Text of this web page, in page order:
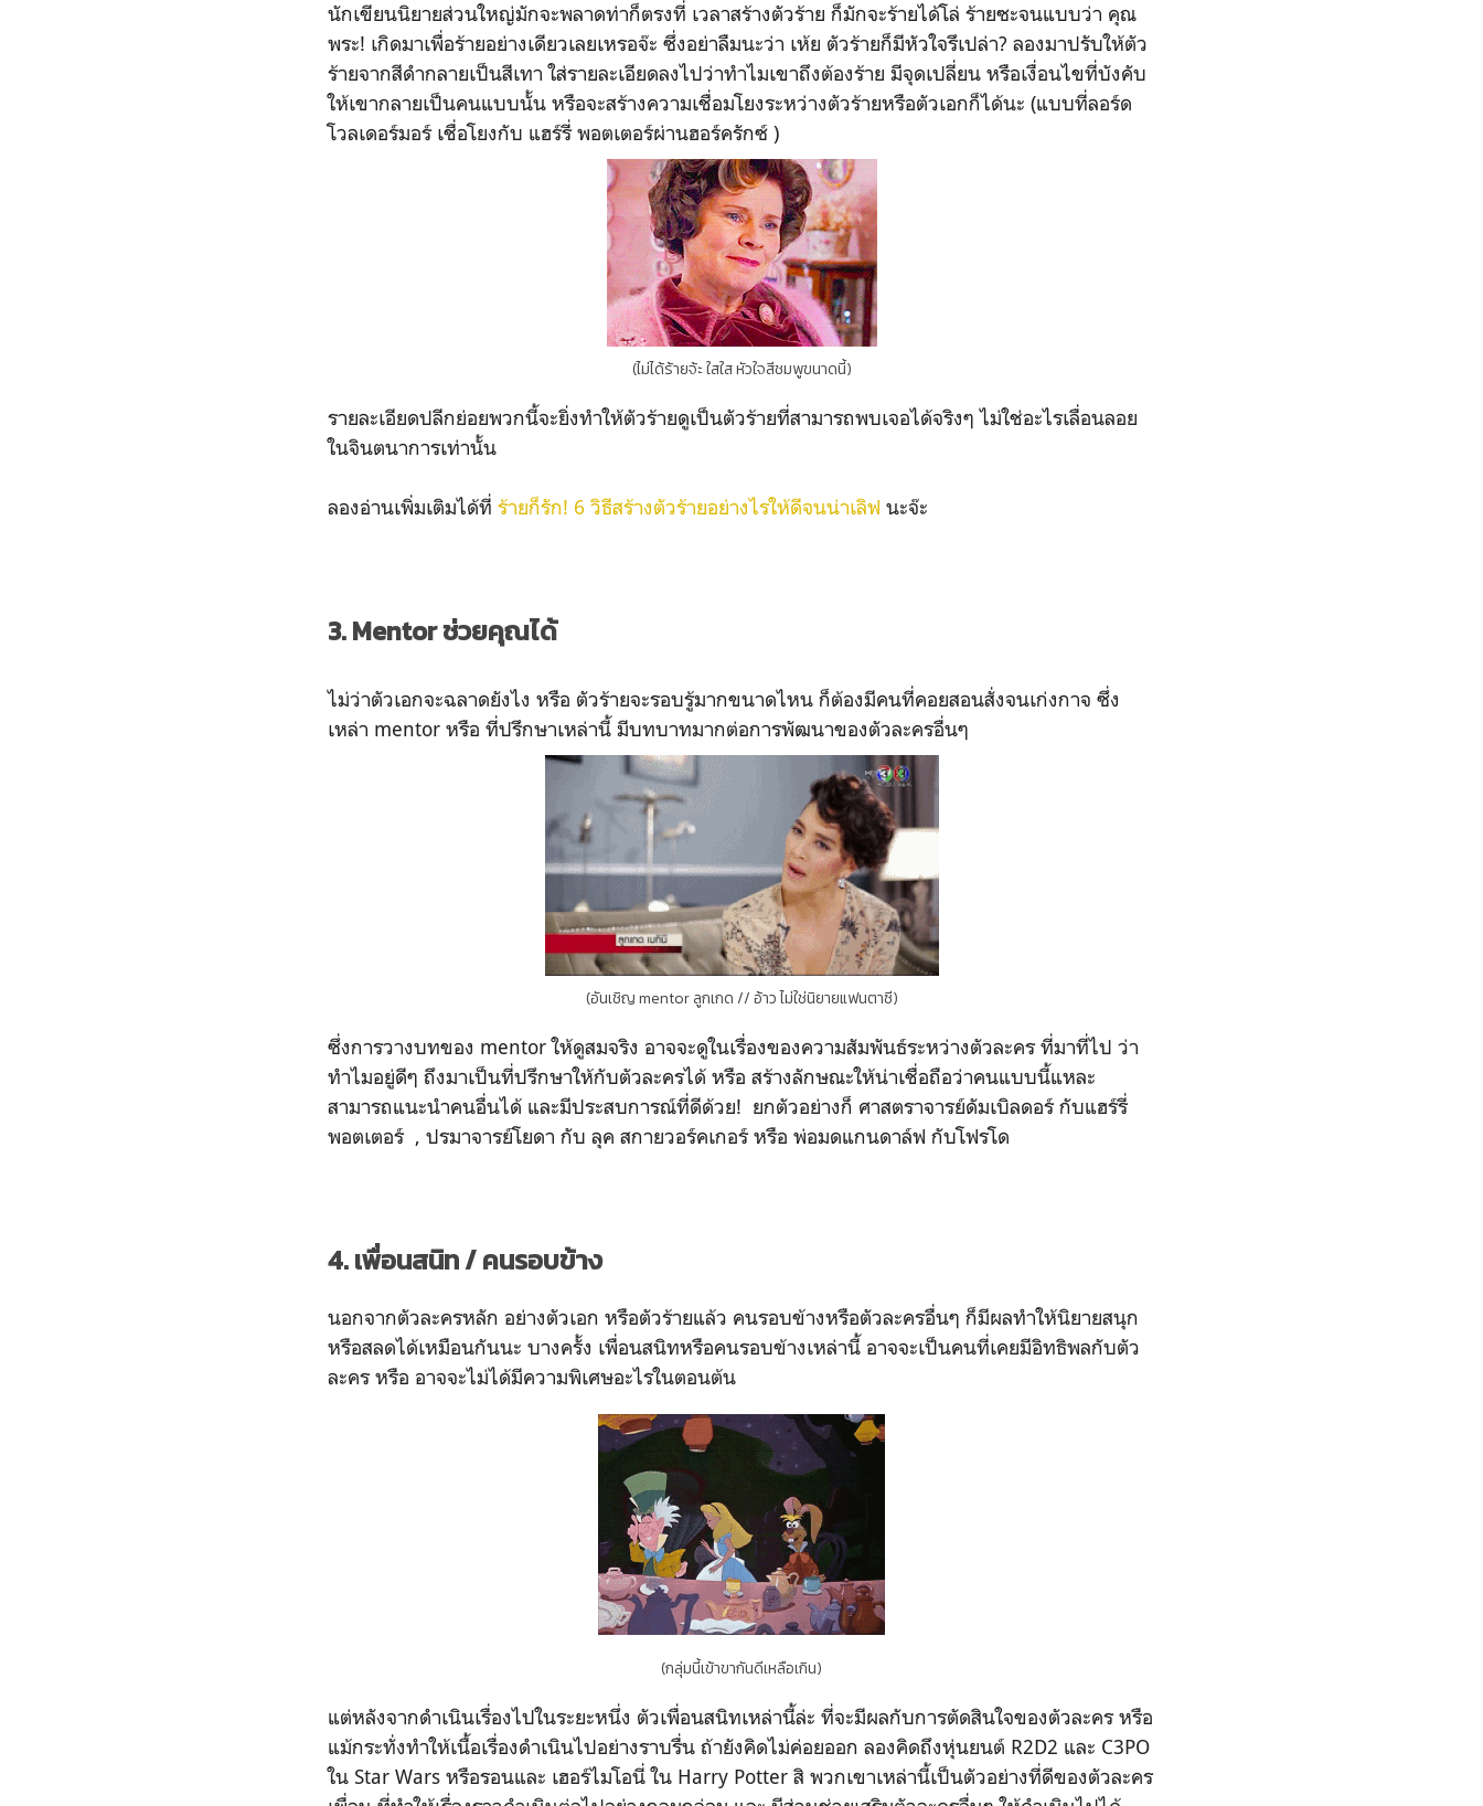
นักเขียนนิยายส่วนใหญ่มักจะพลาดท่าก็ตรงที่ เวลาสร้างตัวร้าย ก็มักจะร้ายได้โล่ ร้ายซะจนแบบว่า คุณ
พระ! เกิดมาเพื่อร้ายอย่างเดียวเลยเหรอจ๊ะ ซึ่งอย่าลืมนะว่า เห้ย ตัวร้ายก็มีหัวใจรึเปล่า? ลองมาปรับให้ตัว
ร้ายจากสีดำกลายเป็นสีเทา ใส่รายละเอียดลงไปว่าทำไมเขาถึงต้องร้าย มีจุดเปลี่ยน หรือเงื่อนไขที่บังคับ
ให้เขากลายเป็นคนแบบนั้น หรือจะสร้างความเชื่อมโยงระหว่างตัวร้ายหรือตัวเอกก็ได้นะ (แบบที่ลอร์ด
โวลเดอร์มอร์ เชื่อโยงกับ แฮร์รี่ พอตเตอร์ผ่านฮอร์ครักซ์ )
(ไม่ได้ร้ายจ้ะ ใสใส หัวใจสีชมพูขนาดนี้)
รายละเอียดปลีกย่อยพวกนี้จะยิ่งทำให้ตัวร้ายดูเป็นตัวร้ายที่สามารถพบเจอได้จริงๆ ไม่ใช่อะไรเลื่อนลอย
ในจินตนาการเท่านั้น
ลองอ่านเพิ่มเติมได้ที่ ร้ายก็รัก! 6 วิธีสร้างตัวร้ายอย่างไรให้ดีจนน่าเลิฟ นะจ๊ะ
3. Mentor ช่วยคุณได้
ไม่ว่าตัวเอกจะฉลาดยังไง หรือ ตัวร้ายจะรอบรู้มากขนาดไหน ก็ต้องมีคนที่คอยสอนสั่งจนเก่งกาจ ซึ่ง
เหล่า mentor หรือ ที่ปรึกษาเหล่านี้ มีบทบาทมากต่อการพัฒนาของตัวละครอื่นๆ
(อันเชิญ mentor ลูกเกด // อ้าว ไม่ใช่นิยายแฟนตาซี)
ซึ่งการวางบทของ mentor ให้ดูสมจริง อาจจะดูในเรื่องของความสัมพันธ์ระหว่างตัวละคร ที่มาที่ไป ว่า
ทำไมอยู่ดีๆ ถึงมาเป็นที่ปรึกษาให้กับตัวละครได้ หรือ สร้างลักษณะให้น่าเชื่อถือว่าคนแบบนี้แหละ
สามารถแนะนำคนอื่นได้ และมีประสบการณ์ที่ดีด้วย! ยกตัวอย่างก็ ศาสตราจารย์ดัมเบิลดอร์ กับแฮร์รี่
พอตเตอร์ , ปรมาจารย์โยดา กับ ลุค สกายวอร์คเกอร์ หรือ พ่อมดแกนดาล์ฟ กับโฟรโด
4. เพื่อนสนิท / คนรอบข้าง
นอกจากตัวละครหลัก อย่างตัวเอก หรือตัวร้ายแล้ว คนรอบข้างหรือตัวละครอื่นๆ ก็มีผลทำให้นิยายสนุก
หรือสลดได้เหมือนกันนะ บางครั้ง เพื่อนสนิทหรือคนรอบข้างเหล่านี้ อาจจะเป็นคนที่เคยมีอิทธิพลกับตัว
ละคร หรือ อาจจะไม่ได้มีความพิเศษอะไรในตอนต้น
(กลุ่มนี้เข้าขากันดีเหลือเกิน)
แต่หลังจากดำเนินเรื่องไปในระยะหนึ่ง ตัวเพื่อนสนิทเหล่านี้ล่ะ ที่จะมีผลกับการตัดสินใจของตัวละคร หรือ
แม้กระทั่งทำให้เนื้อเรื่องดำเนินไปอย่างราบรื่น ถ้ายังคิดไม่ค่อยออก ลองคิดถึงหุ่นยนต์ R2D2 และ C3PO
ใน Star Wars หรือรอนและ เฮอร์ไมโอนี่ ใน Harry Potter สิ พวกเขาเหล่านี้เป็นตัวอย่างที่ดีของตัวละคร